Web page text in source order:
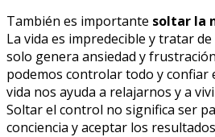
También es importante soltar la
La vida es impredecible y tratar
solo genera ansiedad y
podemos controlar todo y confiar
vida nos ayuda a relajarnos y a
Soltar el control no significa ser
conciencia y aceptar los